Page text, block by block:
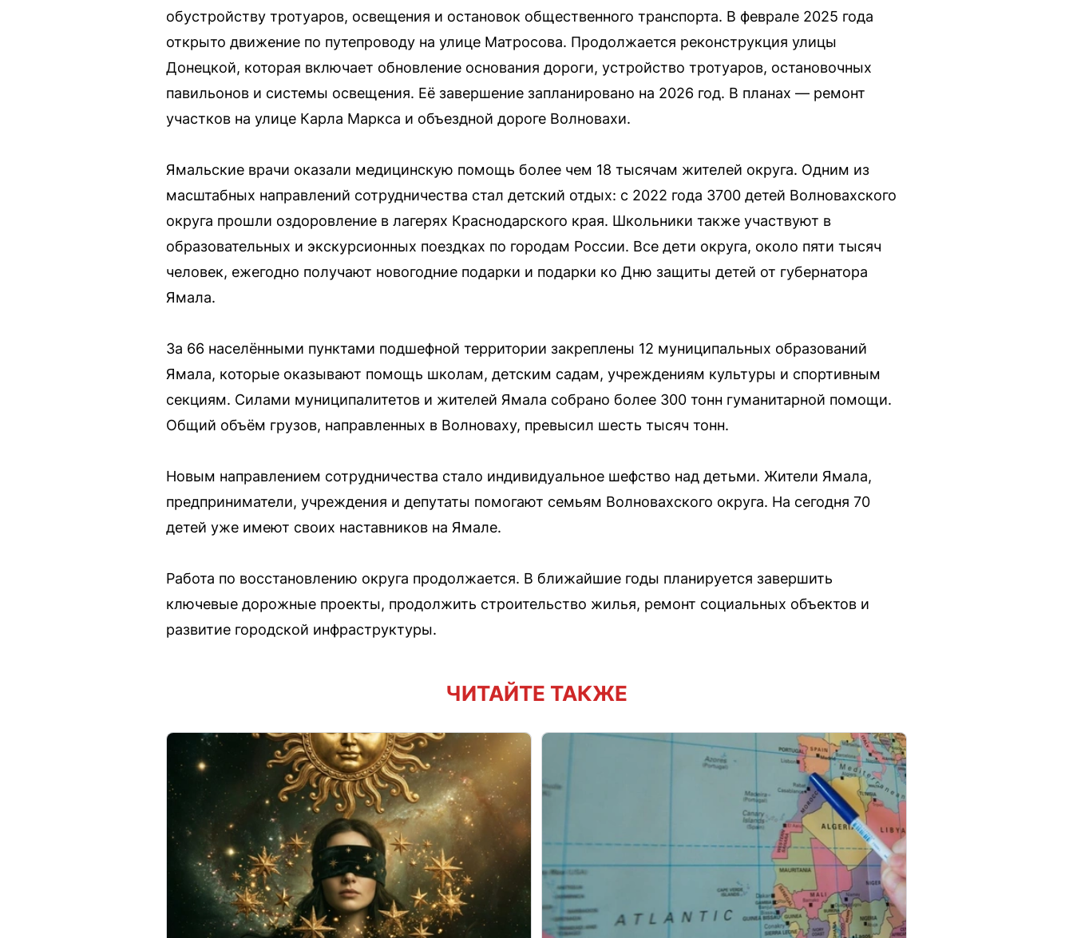
обустройству тротуаров, освещения и остановок общественного транспорта. В феврале 2025 года
открыто движение по путепроводу на улице Матросова. Продолжается реконструкция улицы
Донецкой, которая включает обновление основания дороги, устройство тротуаров, остановочных
павильонов и системы освещения. Её завершение запланировано на 2026 год. В планах — ремонт
участков на улице Карла Маркса и объездной дороге Волновахи.
Ямальские врачи оказали медицинскую помощь более чем 18 тысячам жителей округа. Одним из
масштабных направлений сотрудничества стал детский отдых: с 2022 года 3700 детей Волновахского
округа прошли оздоровление в лагерях Краснодарского края. Школьники также участвуют в
образовательных и экскурсионных поездках по городам России. Все дети округа, около пяти тысяч
человек, ежегодно получают новогодние подарки и подарки ко Дню защиты детей от губернатора
Ямала.
За 66 населёнными пунктами подшефной территории закреплены 12 муниципальных образований
Ямала, которые оказывают помощь школам, детским садам, учреждениям культуры и спортивным
секциям. Силами муниципалитетов и жителей Ямала собрано более 300 тонн гуманитарной помощи.
Общий объём грузов, направленных в Волноваху, превысил шесть тысяч тонн.
Новым направлением сотрудничества стало индивидуальное шефство над детьми. Жители Ямала,
предприниматели, учреждения и депутаты помогают семьям Волновахского округа. На сегодня 70
детей уже имеют своих наставников на Ямале.
Работа по восстановлению округа продолжается. В ближайшие годы планируется завершить
ключевые дорожные проекты, продолжить строительство жилья, ремонт социальных объектов и
развитие городской инфраструктуры.
ЧИТАЙТЕ ТАКЖЕ